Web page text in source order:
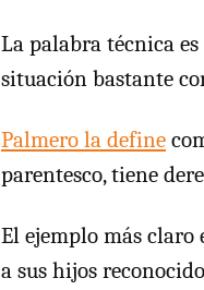
La palabra técnica es
situación bastante
Palmero la define
parentesco, tiene
El ejemplo más claro
a sus hijos